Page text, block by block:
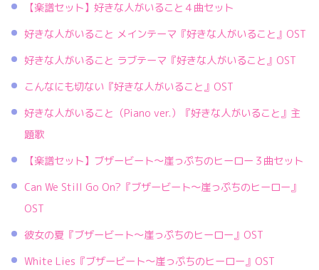
【楽譜セット】好きな人がいること４曲セット
好きな人がいること メインテーマ『好きな人がいること』OST
好きな人がいること ラブテーマ『好きな人がいること』OST
こんなにも切ない『好きな人がいること』OST
好きな人がいること（Piano ver.）『好きな人がいること』主
題歌
【楽譜セット】ブザービート〜崖っぷちのヒーロー３曲セット
Can We Still Go On?『ブザービート〜崖っぷちのヒーロー』
OST
彼女の夏『ブザービート〜崖っぷちのヒーロー』OST
White Lies『ブザービート〜崖っぷちのヒーロー』OST